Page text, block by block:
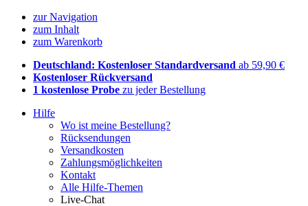
zur Navigation
zum Inhalt
zum Warenkorb
Deutschland: Kostenloser Standardversand ab 59,90 €
Kostenloser Rückversand
1 kostenlose Probe zu jeder Bestellung
Hilfe
Wo ist meine Bestellung?
Rücksendungen
Versandkosten
Zahlungsmöglichkeiten
Kontakt
Alle Hilfe-Themen
Live-Chat